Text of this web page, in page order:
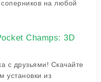
соперников на любой
Champs: 3D
с друзьями! Скачайте
установки из